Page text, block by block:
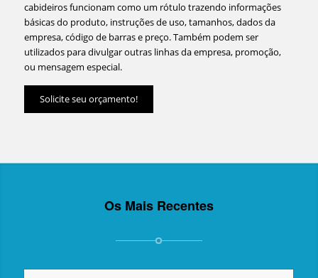
cabideiros funcionam como um rótulo trazendo informações
básicas do produto, instruções de uso, tamanhos, dados da
empresa, código de barras e preço. Também podem ser
utilizados para divulgar outras linhas da empresa, promoção,
ou mensagem especial.
Solicite seu orçamento!
Os Mais Recentes